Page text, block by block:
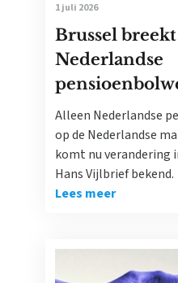
1 juli 2026
Brussel
Nederlandse
Alleen Nederlandse
op de Nederlandse
komt nu verandering
Hans Vijlbrief bekend.
Lees meer